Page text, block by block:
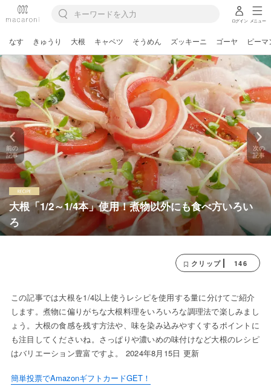
ログイン メニュー
なす きゅうり 大根 キャベツ そうめん ズッキーニ ゴーヤ ピーマ
大根「1/2～1/4本」使用！煮物以外にも食べ方いろい
ろ
前の
記事
次の
記事
クリップ 146
この記事では大根を1/4以上使うレシピを使用する量に分けてご紹介
します。煮物に偏りがちな大根料理をいろいろな調理法で楽しみまし
ょう。大根の食感を残す方法や、味を染み込みやすくするポイントに
も注目してくださいね。さっぱりや濃いめの味付けなど大根のレシピ
はバリエーション豊富ですよ。 2024年8月15日 更新
簡単投票でAmazonギフトカードGET！